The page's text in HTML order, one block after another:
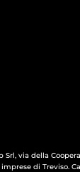
via della
imprese di Treviso.